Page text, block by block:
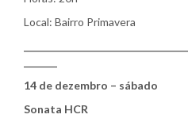
Local: Bairro Primavera
14 de dezembro – sábado
Sonata HCR